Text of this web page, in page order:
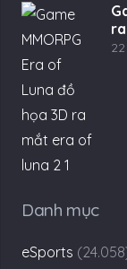
Danh mục
eSports